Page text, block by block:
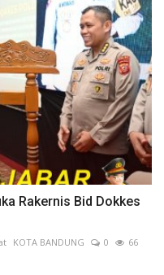
Rakernis Bid Dokkes
KOTA BANDUNG 0
66